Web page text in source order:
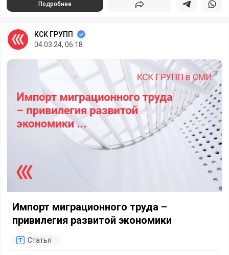
Подробнее Поделиться Поделиться в
КСК ГРУПП
04.03.24, 06:18
Импорт миграционного труда – привилегия развитой
Импорт миграционного труда –
привилегия развитой экономики
Статья